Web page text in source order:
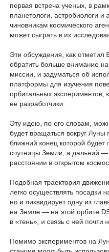
первая встреча ученых, в
планетологи, астробиологи
чиновникам космического
может сыграть в их
Эти обсуждения, как отметил
обратить больше внимание
миссии, и задуматься об
платформы для изучения
орбитальных экспериментов,
ее разработчики.
Эту идею, по его словам,
будет вращаться вокруг Луны
ближний конец которой будет
спутницы Земли, а дальний
расстоянии в открытом
Подобная траектория
легко осуществлять посадки
но и ликвидирует одну из
на Земле — на этой орбите
в «тень», и связь с ней почти
Помимо экспериментов на